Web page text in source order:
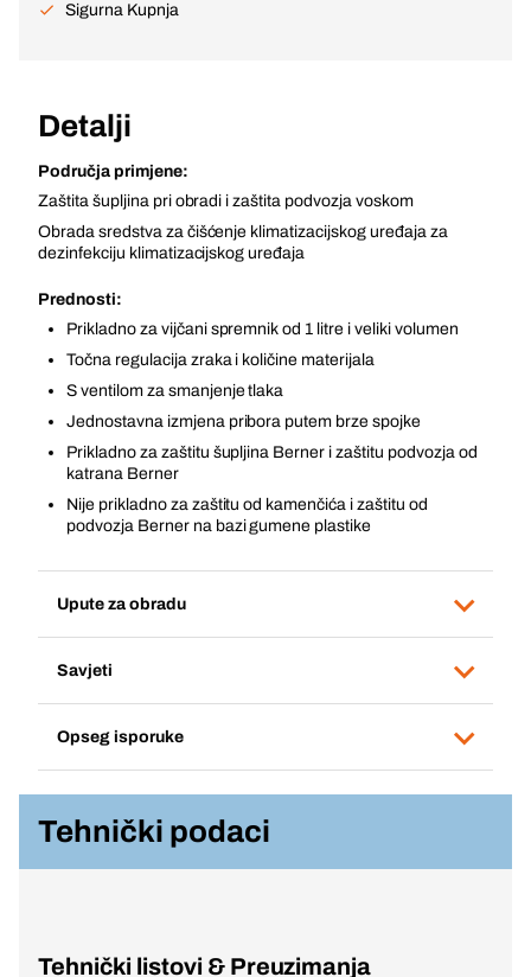
Sigurna Kupnja
Detalji
Područja primjene:
Zaštita šupljina pri obradi i zaštita podvozja voskom
Obrada sredstva za čišćenje klimatizacijskog uređaja za
dezinfekciju klimatizacijskog uređaja
Prednosti:
Prikladno za vijčani spremnik od 1 litre i veliki volumen
Točna regulacija zraka i količine materijala
S ventilom za smanjenje tlaka
Jednostavna izmjena pribora putem brze spojke
Prikladno za zaštitu šupljina Berner i zaštitu podvozja od
katrana Berner
Nije prikladno za zaštitu od kamenčića i zaštitu od
podvozja Berner na bazi gumene plastike
Upute za obradu
Savjeti
Opseg isporuke
Tehnički podaci
Tehnički listovi & Preuzimanja